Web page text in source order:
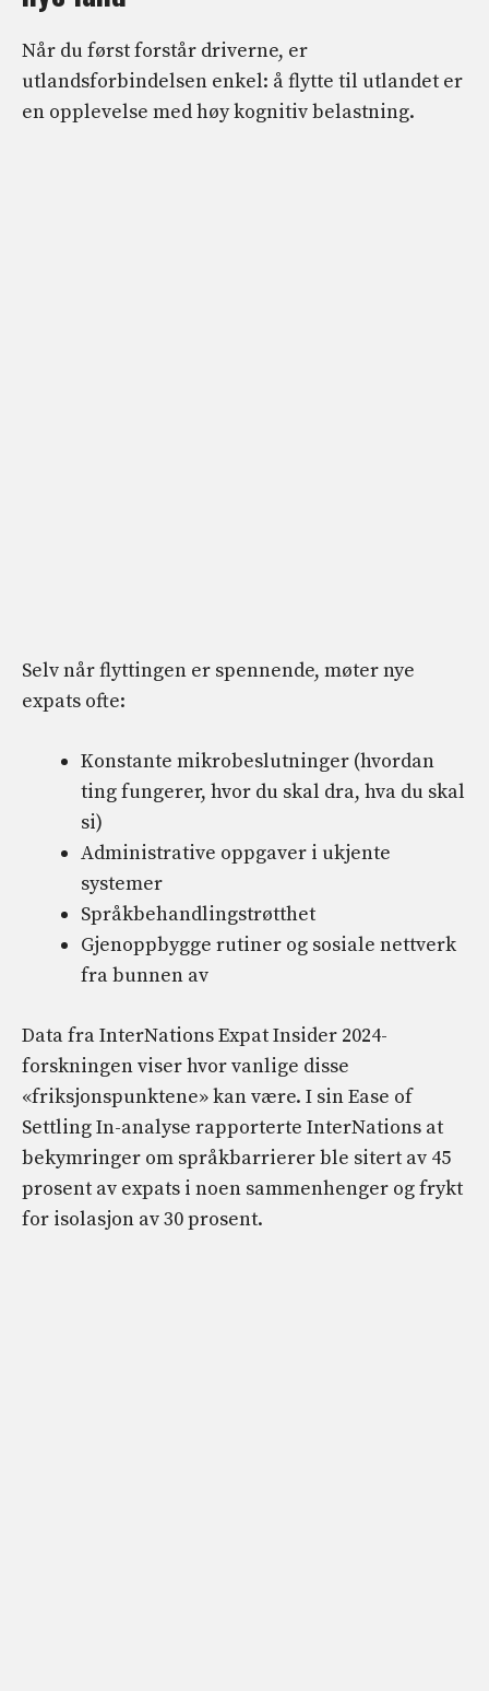
Når du først forstår driverne, er
utlandsforbindelsen enkel: å flytte til utlandet er
en opplevelse med høy kognitiv belastning.
Selv når flyttingen er spennende, møter nye
expats ofte:
Konstante mikrobeslutninger (hvordan
ting fungerer, hvor du skal dra, hva du skal
si)
Administrative oppgaver i ukjente
systemer
Språkbehandlingstrøtthet
Gjenoppbygge rutiner og sosiale nettverk
fra bunnen av
Data fra InterNations Expat Insider 2024-
forskningen viser hvor vanlige disse
«friksjonspunktene» kan være. I sin Ease of
Settling In-analyse rapporterte InterNations at
bekymringer om språkbarrierer ble sitert av 45
prosent av expats i noen sammenhenger og frykt
for isolasjon av 30 prosent.